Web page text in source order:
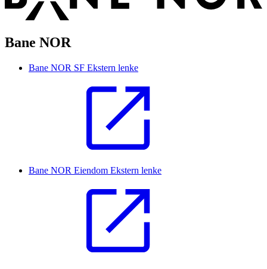
Bane NOR
Bane NOR SF Ekstern lenke
Bane NOR Eiendom Ekstern lenke